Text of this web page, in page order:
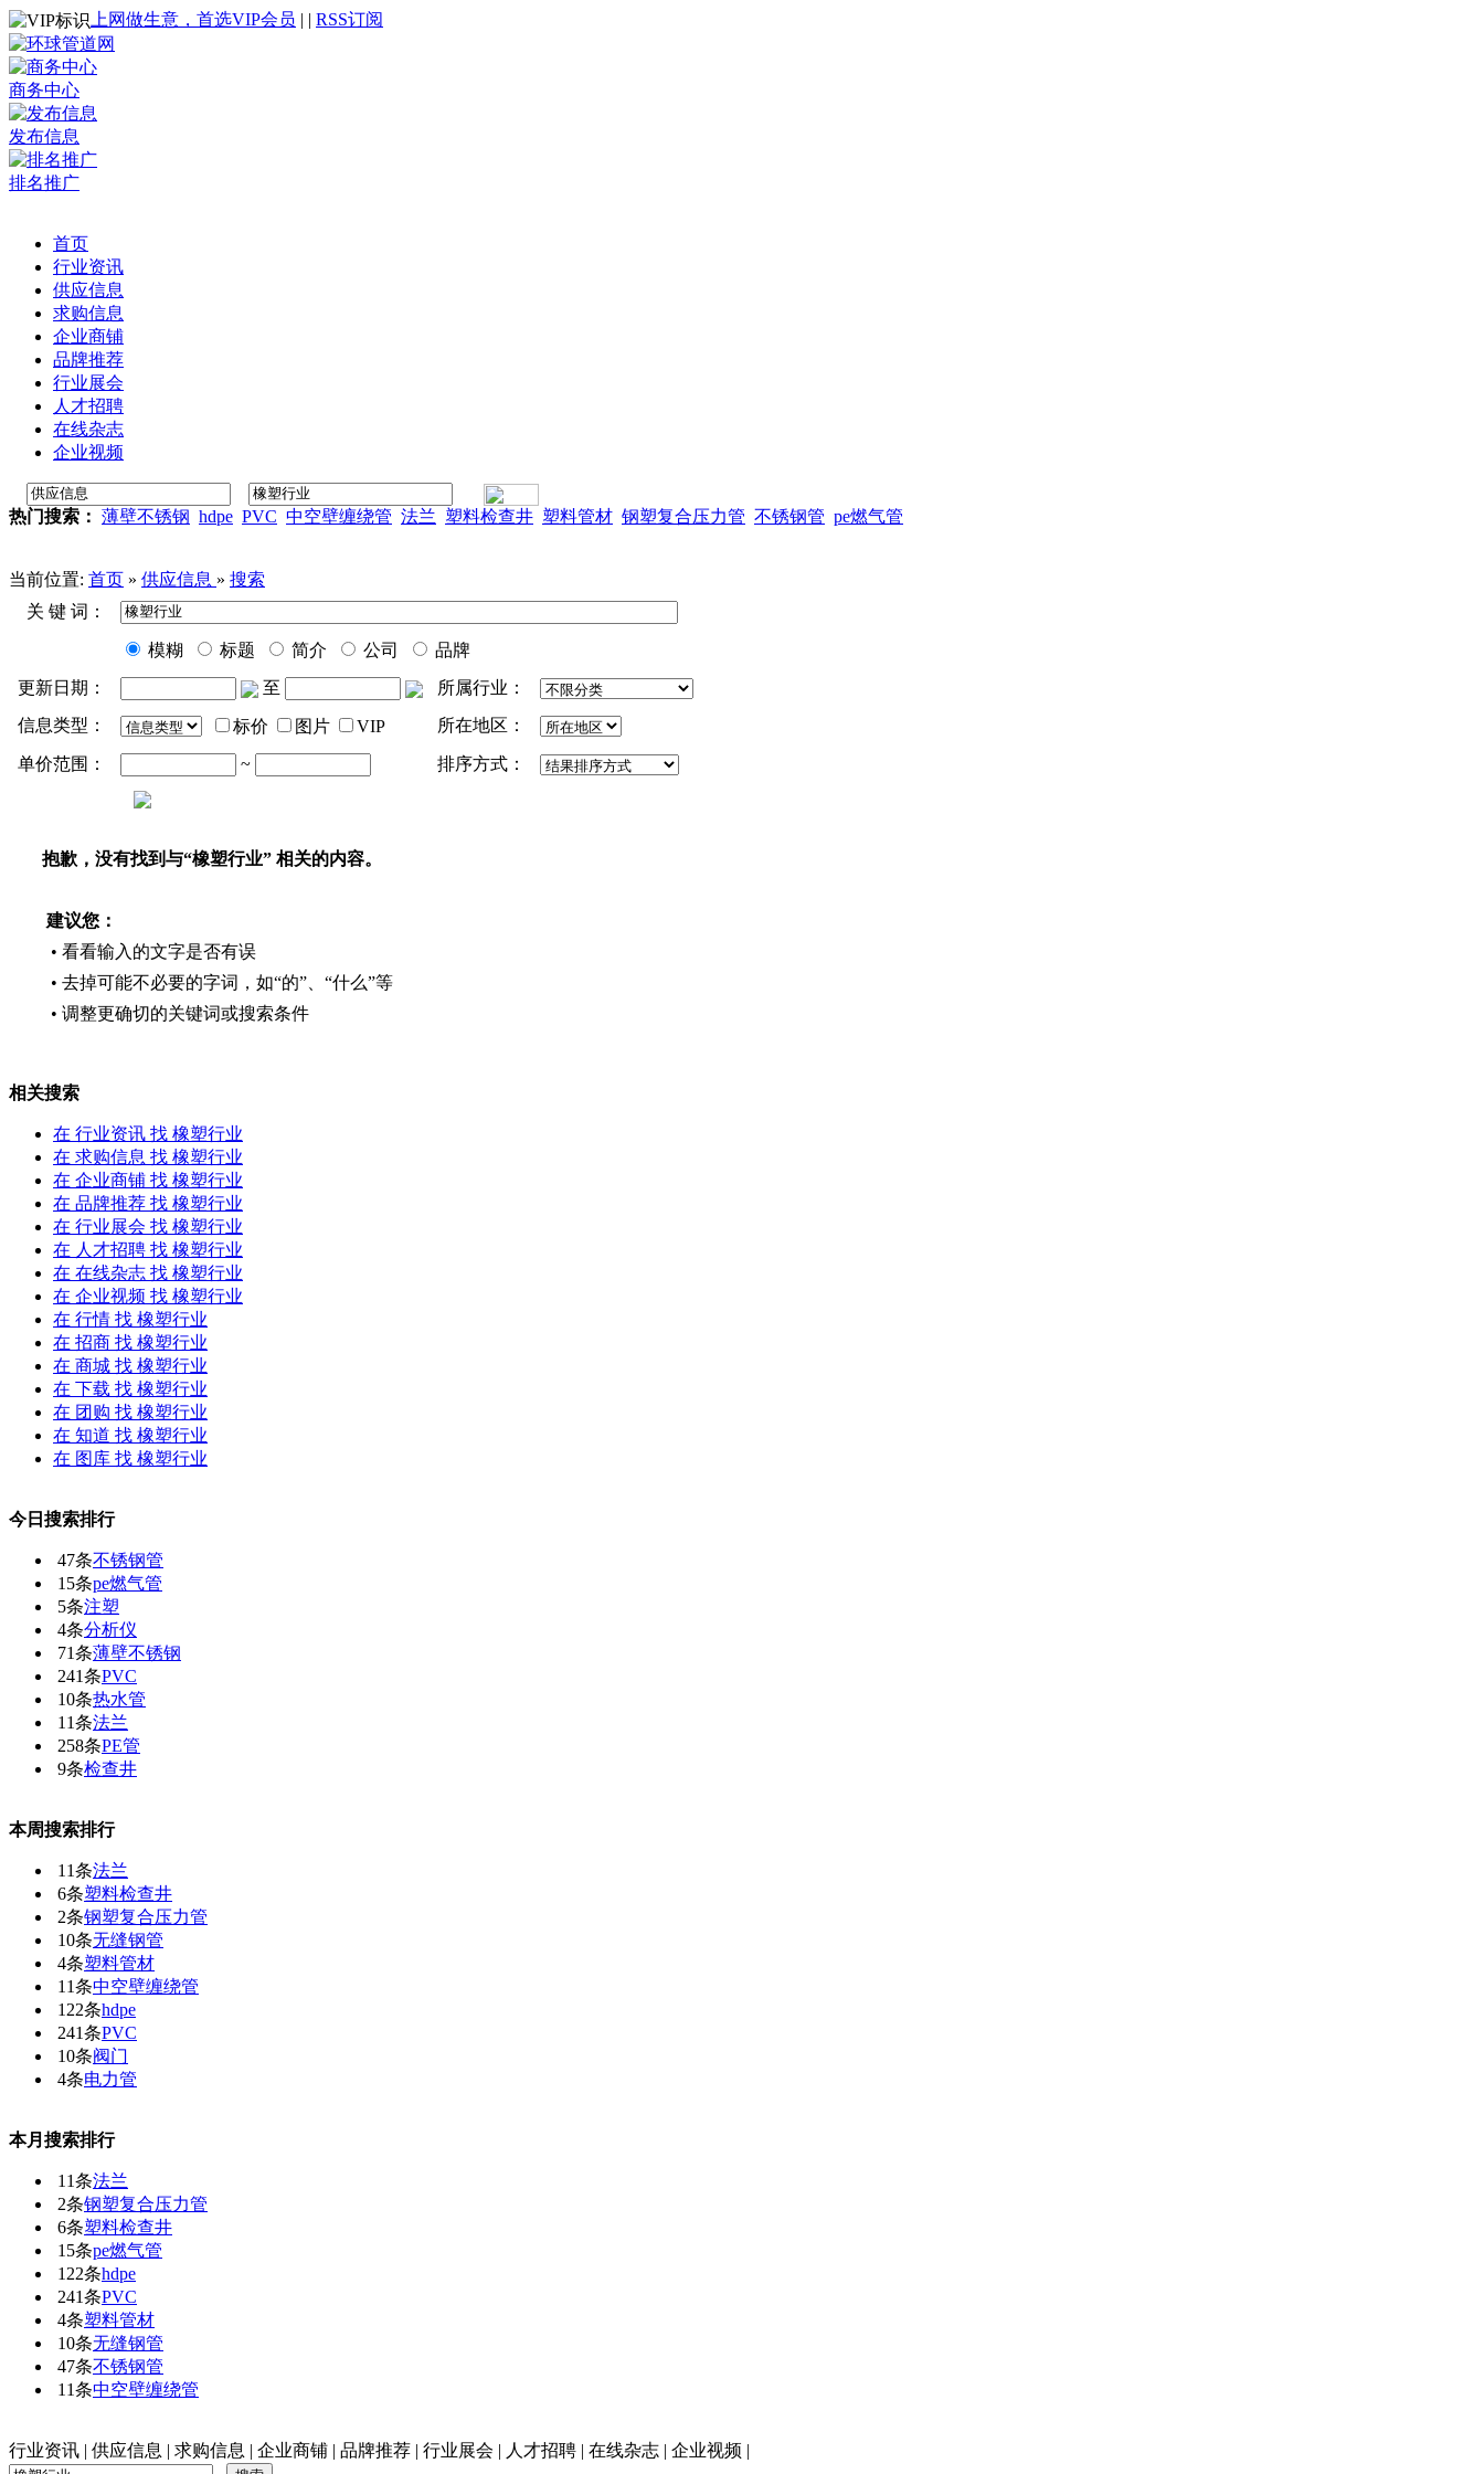
上网做生意，首选VIP会员 | | RSS订阅
商务中心
发布信息
排名推广
首页
行业资讯
供应信息
求购信息
企业商铺
品牌推荐
行业展会
人才招聘
在线杂志
企业视频
热门搜索： 薄壁不锈钢 hdpe PVC 中空壁缠绕管 法兰 塑料检查井 塑料管材 钢塑复合压力管 不锈钢管 pe燃气管
当前位置: 首页 » 供应信息 » 搜索
关 键 词：
模糊 标题 简介 公司
品牌
更新日期：
至
所属行业：
信息类型：
标价 图片 VIP 所在地区：
单价范围： ~ 排序方式：
抱歉，没有找到与“橡塑行业” 相关的内容。
建议您：
• 看看输入的文字是否有误
• 去掉可能不必要的字词，如“的”、“什么”等
• 调整更确切的关键词或搜索条件
相关搜索
在 行业资讯 找 橡塑行业
在 求购信息 找 橡塑行业
在 企业商铺 找 橡塑行业
在 品牌推荐 找 橡塑行业
在 行业展会 找 橡塑行业
在 人才招聘 找 橡塑行业
在 在线杂志 找 橡塑行业
在 企业视频 找 橡塑行业
在 行情 找 橡塑行业
在 招商 找 橡塑行业
在 商城 找 橡塑行业
在 下载 找 橡塑行业
在 团购 找 橡塑行业
在 知道 找 橡塑行业
在 图库 找 橡塑行业
今日搜索排行
47条不锈钢管
15条pe燃气管
5条注塑
4条分析仪
71条薄壁不锈钢
241条PVC
10条热水管
11条法兰
258条PE管
9条检查井
本周搜索排行
11条法兰
6条塑料检查井
2条钢塑复合压力管
10条无缝钢管
4条塑料管材
11条中空壁缠绕管
122条hdpe
241条PVC
10条阀门
4条电力管
本月搜索排行
11条法兰
2条钢塑复合压力管
6条塑料检查井
15条pe燃气管
122条hdpe
241条PVC
4条塑料管材
10条无缝钢管
47条不锈钢管
11条中空壁缠绕管
行业资讯 | 供应信息 | 求购信息 | 企业商铺 | 品牌推荐 | 行业展会 | 人才招聘 | 在线杂志 | 企业视频 |